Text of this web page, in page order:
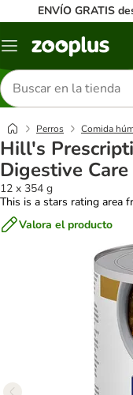
ENVÍO GRATIS
Menú
Buscar
productos
Perros Comida
Hill's
Digestive
12 x 354 g
This is a stars rating area
Valora el producto